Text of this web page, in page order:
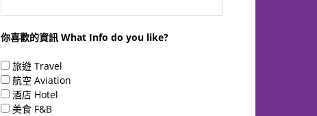
你喜歡的資訊 What Info do you like?
旅遊 Travel
航空 Aviation
酒店 Hotel
美食 F&B